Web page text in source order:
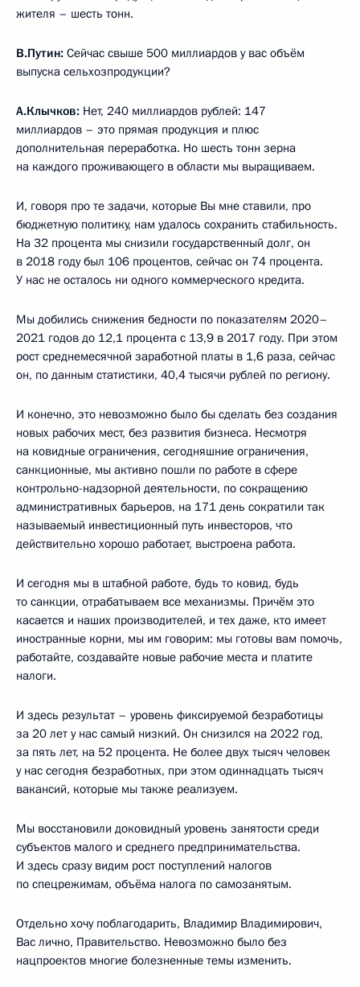
жителя – шесть тонн.
В.Путин: Сейчас свыше 500 миллиардов у вас объём
выпуска сельхозпродукции?
А.Клычков: Нет, 240 миллиардов рублей: 147
миллиардов – это прямая продукция и плюс
дополнительная переработка. Но шесть тонн зерна
на каждого проживающего в области мы выращиваем.
И, говоря про те задачи, которые Вы мне ставили, про
бюджетную политику, нам удалось сохранить стабильность.
На 32 процента мы снизили государственный долг, он
в 2018 году был 106 процентов, сейчас он 74 процента.
У нас не осталось ни одного коммерческого кредита.
Мы добились снижения бедности по показателям 2020–
2021 годов до 12,1 процента с 13,9 в 2017 году. При этом
рост среднемесячной заработной платы в 1,6 раза, сейчас
он, по данным статистики, 40,4 тысячи рублей по региону.
И конечно, это невозможно было бы сделать без создания
новых рабочих мест, без развития бизнеса. Несмотря
на ковидные ограничения, сегодняшние ограничения,
санкционные, мы активно пошли по работе в сфере
контрольно-надзорной деятельности, по сокращению
административных барьеров, на 171 день сократили так
называемый инвестиционный путь инвесторов, что
действительно хорошо работает, выстроена работа.
И сегодня мы в штабной работе, будь то ковид, будь
то санкции, отрабатываем все механизмы. Причём это
касается и наших производителей, и тех даже, кто имеет
иностранные корни, мы им говорим: мы готовы вам помочь,
работайте, создавайте новые рабочие места и платите
налоги.
И здесь результат – уровень фиксируемой безработицы
за 20 лет у нас самый низкий. Он снизился на 2022 год,
за пять лет, на 52 процента. Не более двух тысяч человек
у нас сегодня безработных, при этом одиннадцать тысяч
вакансий, которые мы также реализуем.
Мы восстановили доковидный уровень занятости среди
субъектов малого и среднего предпринимательства.
И здесь сразу видим рост поступлений налогов
по спецрежимам, объёма налога по самозанятым.
Отдельно хочу поблагодарить, Владимир Владимирович,
Вас лично, Правительство. Невозможно было без
нацпроектов многие болезненные темы изменить.